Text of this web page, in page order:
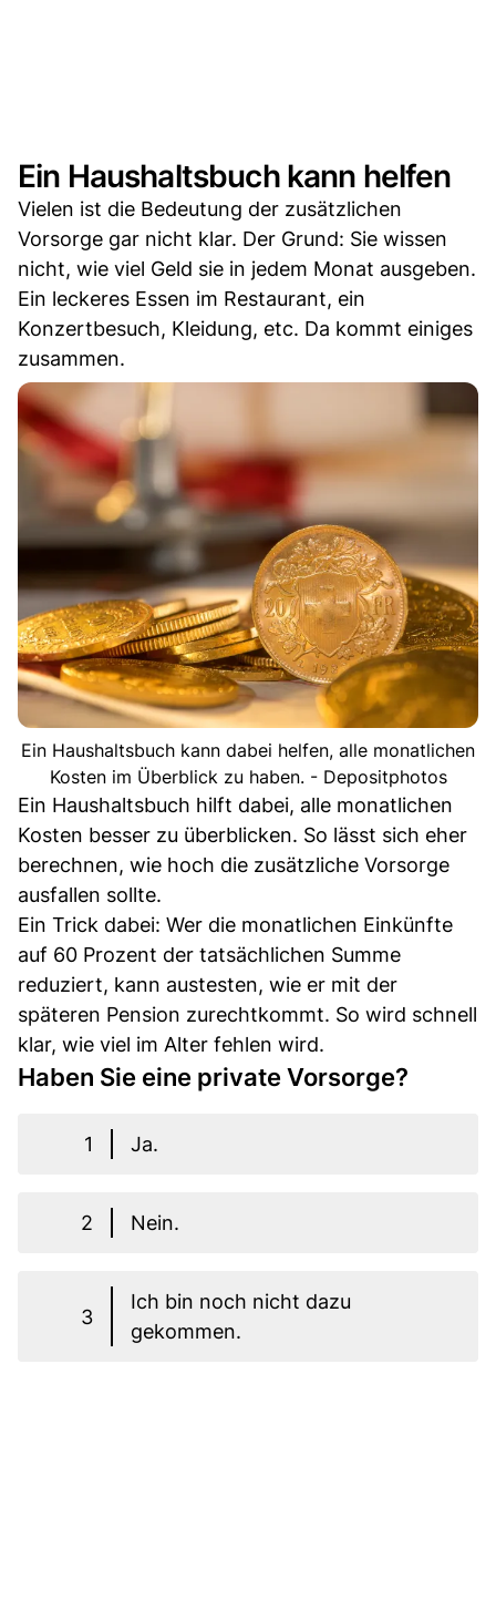
Ein Haushaltsbuch kann helfen
Vielen ist die Bedeutung der zusätzlichen
Vorsorge gar nicht klar. Der Grund: Sie wissen
nicht, wie viel Geld sie in jedem Monat ausgeben.
Ein leckeres Essen im Restaurant, ein
Konzertbesuch, Kleidung, etc. Da kommt einiges
zusammen.
Ein Haushaltsbuch kann dabei helfen, alle monatlichen
Kosten im Überblick zu haben. - Depositphotos
Ein Haushaltsbuch hilft dabei, alle monatlichen
Kosten besser zu überblicken. So lässt sich eher
berechnen, wie hoch die zusätzliche Vorsorge
ausfallen sollte.
Ein Trick dabei: Wer die monatlichen Einkünfte
auf 60 Prozent der tatsächlichen Summe
reduziert, kann austesten, wie er mit der
späteren Pension zurechtkommt. So wird schnell
klar, wie viel im Alter fehlen wird.
Haben Sie eine private Vorsorge?
1 Ja.
2 Nein.
3
Ich bin noch nicht dazu
gekommen.